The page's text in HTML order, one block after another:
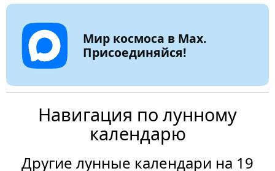
Мир космоса в Max.
Присоединяйся!
Навигация по лунному
календарю
Другие лунные календари на 19